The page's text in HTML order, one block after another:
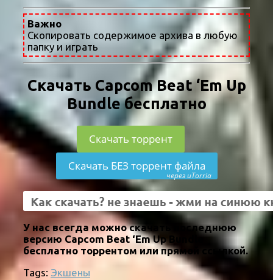
Важно
Скопировать содержимое архива в любую
папку и играть
Скачать Capcom Beat ‘Em Up
Bundle бесплатно
Скачать торрент
Скачать БЕЗ торрент файла
через uTorria
У нас всегда можно скачать последнюю
версию Capcom Beat ‘Em Up Bundle
бесплатно торрентом или прямой ссылкой.
Tags: Экшены